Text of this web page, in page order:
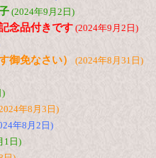
(2024年9月2日)
念品付きです (2024年9月2日)
御免なさい） (2024年8月31日)
)
年8月3日)
年8月2日)
1日)